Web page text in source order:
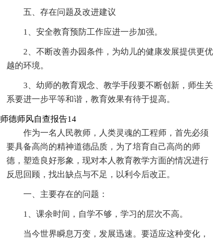
五、存在问题及改进建议
1、安全教育预防工作应进一步加强。
2、不断改善办园条件，为幼儿的健康发展提供更优
越的环境。
3、幼师的教育观念、教学手段要不断创新，师生关
系要进一步平等和谐，教育效果有待于提高。
师德师风自查报告14
作为一名人民教师，人类灵魂的工程师，首先必须
要具备高尚的精神道德品质，为了培育自己高尚的师
德，塑造良好形象，现对本人教育教学方面的情况进行
反思回顾，找出缺点与不足，以利今后改正。
一、主要存在的问题：
1、课余时间，自学不够，学习的层次不高。
当今世界瞬息万变，发展迅速。要适应这种变化，